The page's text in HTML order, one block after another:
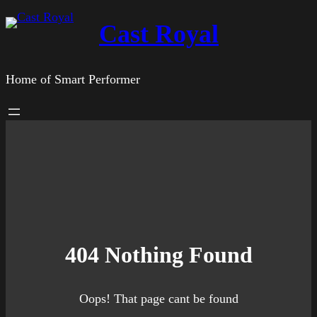
Zum
Cast Royal
Home of Smart Performer
404 Nothing Found
Oops! That page cant be found